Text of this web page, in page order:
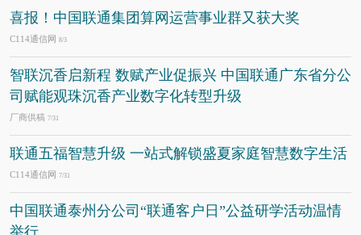
喜报！中国联通集团算网运营事业群又获大奖
C114通信网 8/3
智联沉香启新程 数赋产业促振兴 中国联通广东省分公
司赋能观珠沉香产业数字化转型升级
厂商供稿 7/31
联通五福智慧升级 一站式解锁盛夏家庭智慧数字生活
C114通信网 7/31
中国联通泰州分公司“联通客户日”公益研学活动温情
举行